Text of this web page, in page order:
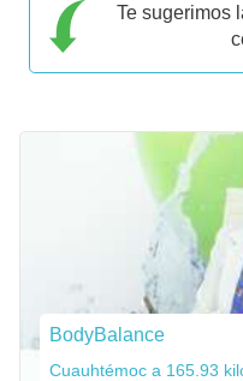
Te sugerimos
BodyBalance
Cuauhtémoc a 165.93